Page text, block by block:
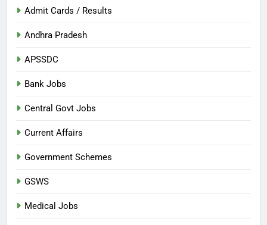
Admit Cards / Results
Andhra Pradesh
APSSDC
Bank Jobs
Central Govt Jobs
Current Affairs
Government Schemes
GSWS
Medical Jobs